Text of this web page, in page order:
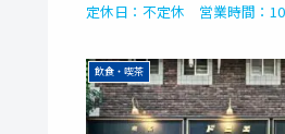
定休日：不定休 営業時間：
飲食・喫茶